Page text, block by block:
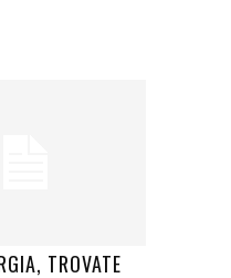
TROVATE